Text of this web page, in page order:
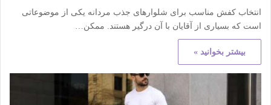
انتخاب کفش مناسب برای شلوارهای جذب مردانه یکی از موضوعاتی
است که بسیاری از آقایان با آن درگیر هستند. ممکن…
بیشتر بخوانید »